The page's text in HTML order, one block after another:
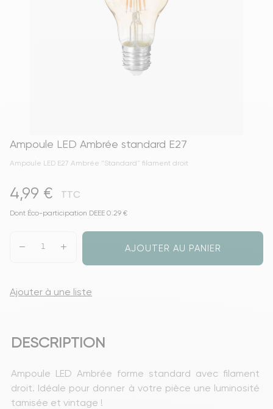
Ampoule LED Ambrée standard E27
Ampoule LED E27 Ambrée "Standard" filament droit
4,99 € TTC
Dont Éco-participation DEEE 0.29 €
AJOUTER AU PANIER
Ajouter à une liste
DESCRIPTION
Ampoule LED Ambrée forme standard avec filament
droit. Idéale pour donner à votre pièce une luminosité
tamisée et vintage !